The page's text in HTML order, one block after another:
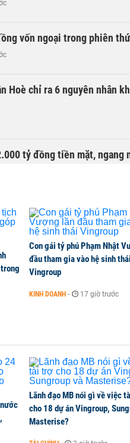
vốn ngoại trong phiên
Hoè chỉ ra 6 nguyên nhân
tỷ đồng tiền mặt, ngang
bao nhiêu cổ phiếu CTG
của Toyota Việt Nam vượt
500 triệu cổ phiếu, tăng
Con gái tỷ phú Phạm Nhật
đầu tham gia vào hệ sinh thái
Vingroup
KINH DOANH - 17 giờ trước
Lãnh đạo MB nói gì về việc
cho 18 dự án Vingroup,
Masterise?